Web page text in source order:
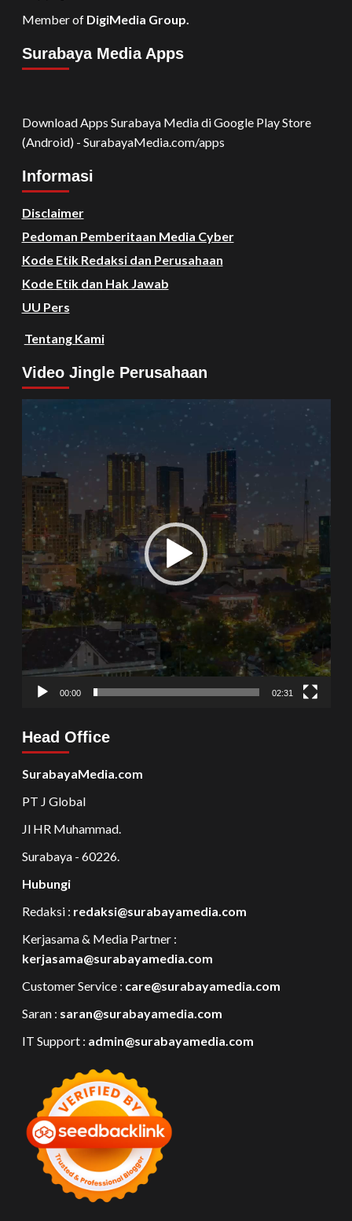
Member of DigiMedia Group.
Surabaya Media Apps
Download Apps Surabaya Media di Google Play Store
(Android) - SurabayaMedia.com/apps
Informasi
Disclaimer
Pedoman Pemberitaan Media Cyber
Kode Etik Redaksi dan Perusahaan
Kode Etik dan Hak Jawab
UU Pers
Tentang Kami
Video Jingle Perusahaan
Video
Player
00:00 02:31
Head Office
SurabayaMedia.com
PT J Global
Jl HR Muhammad.
Surabaya - 60226.
Hubungi
Redaksi : redaksi@surabayamedia.com
Kerjasama & Media Partner :
kerjasama@surabayamedia.com
Customer Service : care@surabayamedia.com
Saran : saran@surabayamedia.com
IT Support : admin@surabayamedia.com